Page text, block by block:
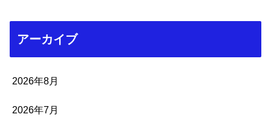
アーカイブ
2026年8月
2026年7月